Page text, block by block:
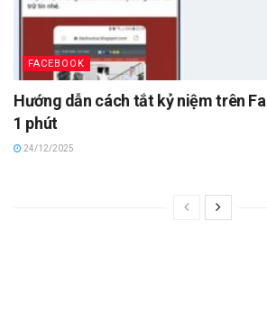
FACEBOOK
Hướng dẫn cách tắt kỷ niệm trên
1 phút
24/12/2025